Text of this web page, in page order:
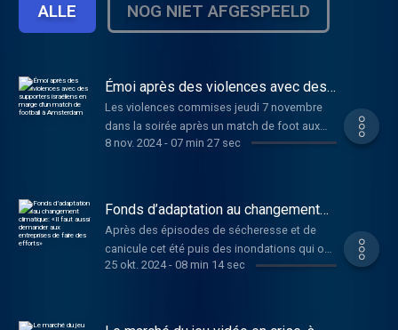
ALLE NOG NIET AFGESPEELD
Émoi après des violences avec des
supporters israéliens en marge d'un
match de football à Amsterdam
Les violences commises jeudi 7 novembre
dans la soirée après un match de foot aux
Pays-Bas font beaucoup réagir. Les
contre des supporters du Maccabi Tel-Aviv
en marge du match contre l'Ajax Amsterdam.
Benyamin Netanyahu, le Premier ministre
israélien, a aussitôt annoncé l'envoi d'avions
8 nov. 2024- 07 min 27 sec
Fonds d’adaptation au changement
climatique: «Il faut aussi demander
aux entreprises de faire des efforts»
Après des épisodes de sécheresse et de
canicule cet été puis des inondations qui ont
entraîné d'importants dégâts en France,
vendredi 25 octobre, le troisième plan
25 okt. 2024- 08 min 14 sec